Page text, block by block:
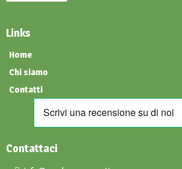
Links
Home
Chi siamo
Contatti
Contattaci